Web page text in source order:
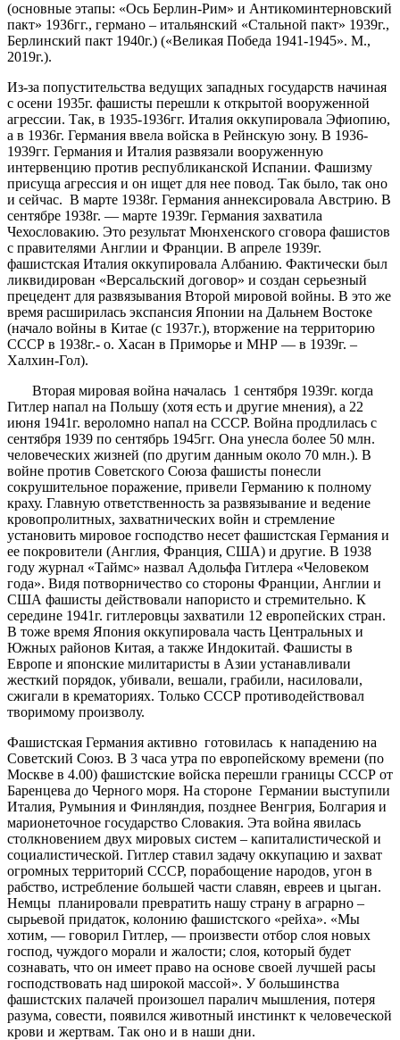
(основные этапы: «Ось Берлин-Рим» и Антикоминтерновский
пакт» 1936гг., германо – итальянский «Стальной пакт» 1939г.,
Берлинский пакт 1940г.) («Великая Победа 1941-1945». М.,
2019г.).
Из-за попустительства ведущих западных государств начиная
с осени 1935г. фашисты перешли к открытой вооруженной
агрессии. Так, в 1935-1936гг. Италия оккупировала Эфиопию,
а в 1936г. Германия ввела войска в Рейнскую зону. В 1936-
1939гг. Германия и Италия развязали вооруженную
интервенцию против республиканской Испании. Фашизму
присуща агрессия и он ищет для нее повод. Так было, так оно
и сейчас. В марте 1938г. Германия аннексировала Австрию. В
сентябре 1938г. — марте 1939г. Германия захватила
Чехословакию. Это результат Мюнхенского сговора фашистов
с правителями Англии и Франции. В апреле 1939г.
фашистская Италия оккупировала Албанию. Фактически был
ликвидирован «Версальский договор» и создан серьезный
прецедент для развязывания Второй мировой войны. В это же
время расширилась экспансия Японии на Дальнем Востоке
(начало войны в Китае (с 1937г.), вторжение на территорию
СССР в 1938г.- о. Хасан в Приморье и МНР — в 1939г. –
Халхин-Гол).
Вторая мировая война началась 1 сентября 1939г. когда
Гитлер напал на Польшу (хотя есть и другие мнения), а 22
июня 1941г. вероломно напал на СССР. Война продлилась с
сентября 1939 по сентябрь 1945гг. Она унесла более 50 млн.
человеческих жизней (по другим данным около 70 млн.). В
войне против Советского Союза фашисты понесли
сокрушительное поражение, привели Германию к полному
краху. Главную ответственность за развязывание и ведение
кровопролитных, захватнических войн и стремление
установить мировое господство несет фашистская Германия и
ее покровители (Англия, Франция, США) и другие. В 1938
году журнал «Таймс» назвал Адольфа Гитлера «Человеком
года». Видя потворничество со стороны Франции, Англии и
США фашисты действовали напористо и стремительно. К
середине 1941г. гитлеровцы захватили 12 европейских стран.
В тоже время Япония оккупировала часть Центральных и
Южных районов Китая, а также Индокитай. Фашисты в
Европе и японские милитаристы в Азии устанавливали
жесткий порядок, убивали, вешали, грабили, насиловали,
сжигали в крематориях. Только СССР противодействовал
творимому произволу.
Фашистская Германия активно готовилась к нападению на
Советский Союз. В 3 часа утра по европейскому времени (по
Москве в 4.00) фашистские войска перешли границы СССР от
Баренцева до Черного моря. На стороне Германии выступили
Италия, Румыния и Финляндия, позднее Венгрия, Болгария и
марионеточное государство Словакия. Эта война явилась
столкновением двух мировых систем – капиталистической и
социалистической. Гитлер ставил задачу оккупацию и захват
огромных территорий СССР, порабощение народов, угон в
рабство, истребление большей части славян, евреев и цыган.
Немцы планировали превратить нашу страну в аграрно –
сырьевой придаток, колонию фашистского «рейха». «Мы
хотим, — говорил Гитлер, — произвести отбор слоя новых
господ, чуждого морали и жалости; слоя, который будет
сознавать, что он имеет право на основе своей лучшей расы
господствовать над широкой массой». У большинства
фашистских палачей произошел паралич мышления, потеря
разума, совести, появился животный инстинкт к человеческой
крови и жертвам. Так оно и в наши дни.